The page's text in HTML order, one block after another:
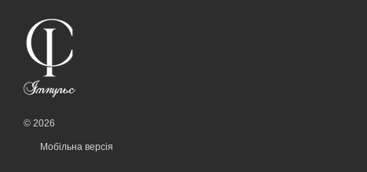
© 2026
Мобільна версія